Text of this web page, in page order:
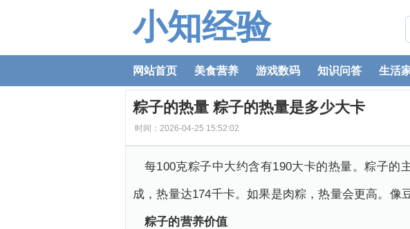
小知经验
网站首页 美食营养 游戏数码 知识问答 生活
粽子的热量 粽子的热量是多少大卡
时间：2026-04-25 15:52:02
每100克粽子中大约含有190大卡的热量。粽子的
成，热量达174千卡。如果是肉粽，热量会更高。像
粽子的营养价值